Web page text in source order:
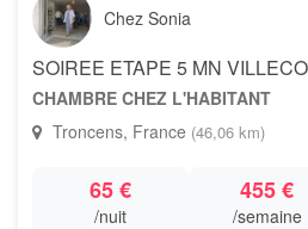
Chez Sonia
SOIREE ETAPE 5 MN
CHAMBRE CHEZ L'HABITANT
Troncens, France (46,06 km)
65 €
/nuit
455 €
/semaine